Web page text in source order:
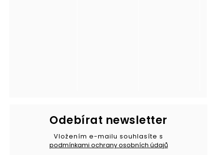
Odebírat newsletter
Vložením e-mailu souhlasíte s
podmínkami ochrany osobních údajů